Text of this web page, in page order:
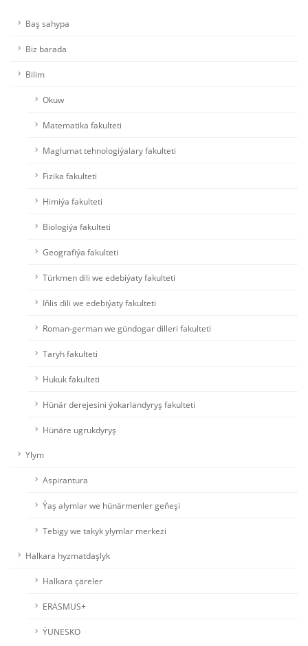
Baş sahypa
Biz barada
Bilim
Okuw
Matematika fakulteti
Maglumat tehnologiýalary fakulteti
Fizika fakulteti
Himiýa fakulteti
Biologiýa fakulteti
Geografiýa fakulteti
Türkmen dili we edebiýaty fakulteti
Iňlis dili we edebiýaty fakulteti
Roman-german we gündogar dilleri fakulteti
Taryh fakulteti
Hukuk fakulteti
Hünär derejesini ýokarlandyryş fakulteti
Hünäre ugrukdyryş
Ylym
Aspirantura
Ýaş alymlar we hünärmenler geňeşi
Tebigy we takyk ylymlar merkezi
Halkara hyzmatdaşlyk
Halkara çäreler
ERASMUS+
ÝUNESKO